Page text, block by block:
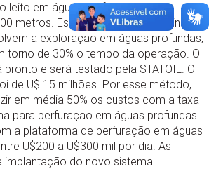
leito em águas profundas para a
metros. Este procedimento diminuirá
a exploração em águas profundas,
torno de 30% o tempo da operação. O
e será testado pela STATOIL. O
de U$ 15 milhões. Por esse método,
em média 50% os custos com a taxa
para perfuração em águas profundas.
a plataforma de perfuração em águas
U$200 a U$300 mil por dia. As
implantação do novo sistema